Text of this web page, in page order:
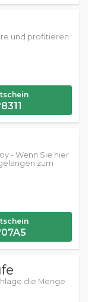
und profitieren
- Wenn Sie hier
zum
die Menge